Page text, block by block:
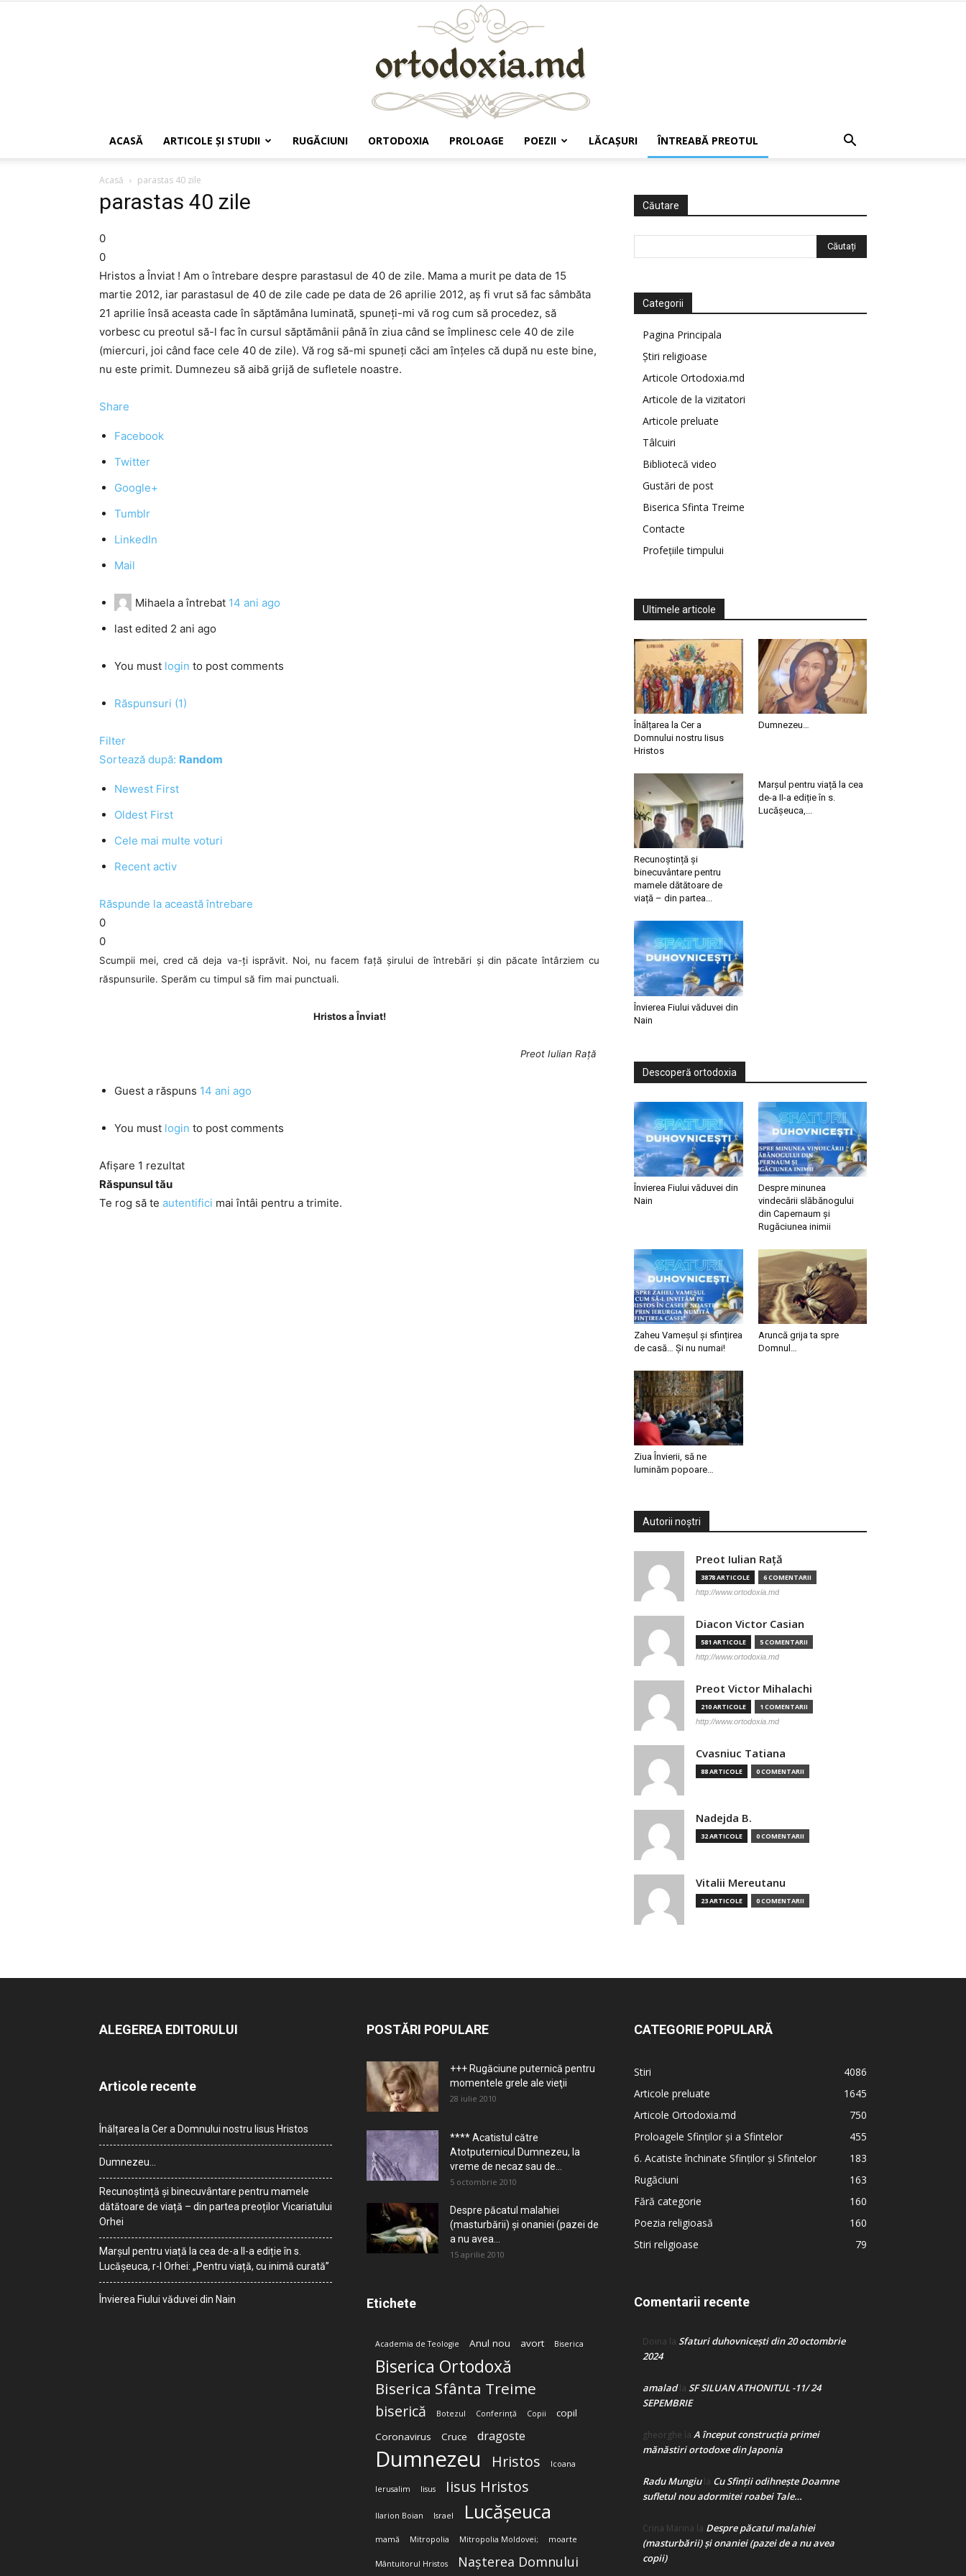
ACASĂ ARTICOLE ŞI STUDII RUGĂCIUNI ORTODOXIA PROLOAGE POEZII LĂCAŞURI ÎNTREABĂ PREOTUL
Acasă parastas 40 zile
parastas 40 zile
0
0
Hristos a Înviat ! Am o întrebare despre parastasul de 40 de zile. Mama a murit pe data de 15
martie 2012, iar parastasul de 40 de zile cade pe data de 26 aprilie 2012, aş fi vrut să fac sâmbăta
21 aprilie însă aceasta cade în săptămâna luminată, spuneţi-mi vă rog cum să procedez, să
vorbesc cu preotul să-l fac în cursul săptămânii până în ziua când se împlinesc cele 40 de zile
(miercuri, joi când face cele 40 de zile). Vă rog să-mi spuneţi căci am înţeles că după nu este bine,
nu este primit. Dumnezeu să aibă grijă de sufletele noastre.
Share
Facebook
Twitter
Google+
Tumblr
LinkedIn
Mail
Mihaela a întrebat 14 ani ago
last edited 2 ani ago
You must login to post comments
Răspunsuri (1)
Filter
Sortează după: Random
Newest First
Oldest First
Cele mai multe voturi
Recent activ
Răspunde la această întrebare
0
0
Scumpii mei, cred că deja va-ți isprăvit. Noi, nu facem față șirului de întrebări și din păcate întârziem cu
răspunsurile. Sperăm cu timpul să fim mai punctuali.
Hristos a Înviat!
Preot Iulian Rață
Guest a răspuns 14 ani ago
You must login to post comments
Afișare 1 rezultat
Răspunsul tău
Te rog să te autentifici mai întâi pentru a trimite.
Căutare
Categorii
Pagina Principala
Știri religioase
Articole Ortodoxia.md
Articole de la vizitatori
Articole preluate
Tâlcuiri
Bibliotecă video
Gustări de post
Biserica Sfinta Treime
Contacte
Profețiile timpului
Ultimele articole
Înălțarea la Cer a
Domnului nostru Iisus
Hristos
Dumnezeu…
Recunoștință și
binecuvântare pentru
mamele dătătoare de
viață – din partea...
Marșul pentru viață la cea
de-a II-a ediție în s.
Lucășeuca,...
Învierea Fiului văduvei din
Nain
Descoperă ortodoxia
Învierea Fiului văduvei din
Nain
Despre minunea
vindecării slăbănogului
din Capernaum și
Rugăciunea inimii
Zaheu Vameșul și sfințirea
de casă… Și nu numai!
Aruncă grija ta spre
Domnul…
Ziua Învierii, să ne
luminăm popoare…
Autorii noștri
Preot Iulian Raţă
3878 ARTICOLE 6 COMENTARII
http://www.ortodoxia.md
Diacon Victor Casian
581 ARTICOLE 5 COMENTARII
http://www.ortodoxia.md
Preot Victor Mihalachi
210 ARTICOLE 1 COMENTARII
http://www.ortodoxia.md
Cvasniuc Tatiana
88 ARTICOLE 0 COMENTARII
Nadejda B.
32 ARTICOLE 0 COMENTARII
Vitalii Mereutanu
23 ARTICOLE 0 COMENTARII
ALEGEREA EDITORULUI
Articole recente
Înălțarea la Cer a Domnului nostru Iisus Hristos
Dumnezeu…
Recunoștință și binecuvântare pentru mamele
dătătoare de viață – din partea preoților Vicariatului
Orhei
Marșul pentru viață la cea de-a II-a ediție în s.
Lucășeuca, r-l Orhei: „Pentru viață, cu inimă curată”
Învierea Fiului văduvei din Nain
POSTĂRI POPULARE
+++ Rugăciune puternică pentru
momentele grele ale vieţii
28 iulie 2010
**** Acatistul către
Atotputernicul Dumnezeu, la
vreme de necaz sau de...
5 octombrie 2010
Despre păcatul malahiei
(masturbării) şi onaniei (pazei de
a nu avea...
15 aprilie 2010
Etichete
Academia de Teologie Anul nou avort Biserica
Biserica Ortodoxă
Biserica Sfânta Treime
biserică Botezul Conferință Copii
copil
Coronavirus
Cruce dragoste
Dumnezeu Hristos Icoana
Ierusalim Iisus Iisus Hristos
Ilarion Boian Israel Lucășeuca
mamă Mitropolia Mitropolia Moldovei; moarte
Mântuitorul Hristos Nașterea Domnului
CATEGORIE POPULARĂ
Stiri
4086
Articole preluate
1645
Articole Ortodoxia.md
750
Proloagele Sfinților și a Sfintelor
455
6. Acatiste închinate Sfinților și Sfintelor
183
Rugăciuni
163
Fără categorie
160
Poezia religioasă
160
Stiri religioase
79
Comentarii recente
Doina la Sfaturi duhovnicești din 20 octombrie
2024
amaladla SF SILUAN ATHONITUL -11/ 24
SEPEMBRIE
gheorghe la A început construcţia primei
mănăstiri ortodoxe din Japonia
Radu Mungiula Cu Sfinții odihnește Doamne
sufletul nou adormitei roabei Tale…
Crina Marina la Despre păcatul malahiei
(masturbării) şi onaniei (pazei de a nu avea
copii)